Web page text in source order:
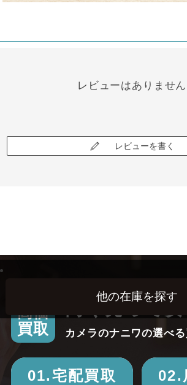
レビューはありません
レビューを書く
高価
買取
高く売って
カメラのナニワの選べ
01.宅配買取 02.